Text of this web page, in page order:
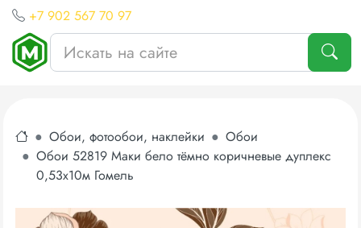
+7 902 567 70 97
Обои, фотообои, наклейки
Обои
Обои 52819 Маки бело тёмно коричневые дуплекс
0,53х10м Гомель